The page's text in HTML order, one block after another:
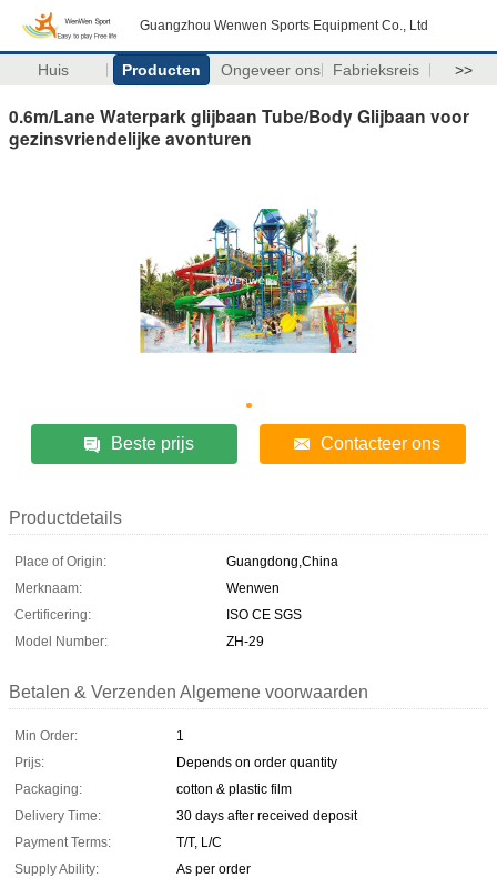
Guangzhou Wenwen Sports Equipment Co., Ltd
Huis Producten Ongeveer ons Fabrieksreis >>
0.6m/Lane Waterpark glijbaan Tube/Body Glijbaan voor
gezinsvriendelijke avonturen
Beste prijs Contacteer ons
Productdetails
Place of Origin:
Guangdong,China
Merknaam:
Wenwen
Certificering:
ISO CE SGS
Model Number:
ZH-29
Betalen & Verzenden Algemene voorwaarden
Min Order:
1
Prijs:
Depends on order quantity
Packaging:
cotton & plastic film
Delivery Time:
30 days after received deposit
Payment Terms:
T/T, L/C
Supply Ability:
As per order